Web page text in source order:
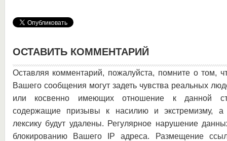
ОСТАВИТЬ КОММЕНТАРИЙ
Оставляя комментарий, пожалуйста, помните о том,
Вашего сообщения могут задеть чувства реальных
или косвенно имеющих отношение к данной
содержащие призывы к насилию и экстремизму, а
лексику будут удалены. Регулярное нарушение
блокированию Вашего IP адреса. Размещение